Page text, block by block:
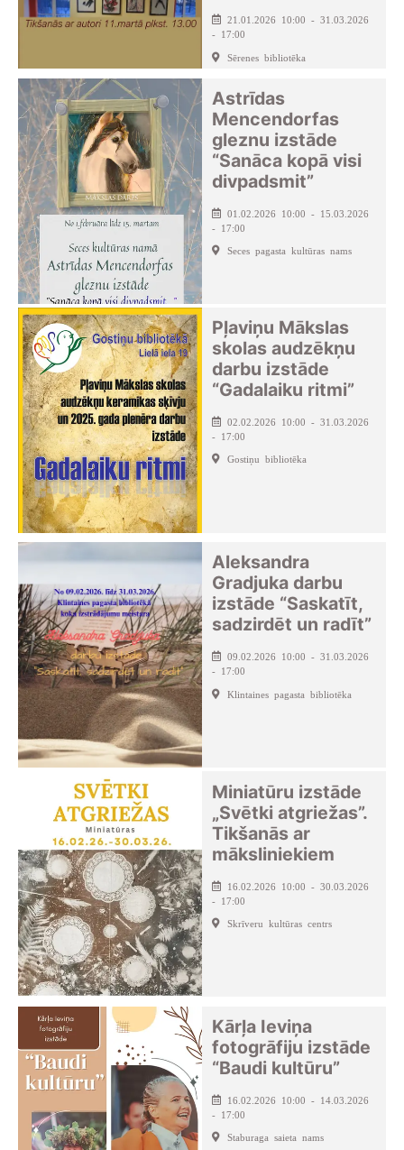
21.01.2026 10:00 - 31.03.2026
- 17:00
Sērenes bibliotēka
Astrīdas
Mencendorfas
gleznu izstāde
“Sanāca kopā visi
divpadsmit”
01.02.2026 10:00 - 15.03.2026
- 17:00
Seces pagasta kultūras nams
Pļaviņu Mākslas
skolas audzēkņu
darbu izstāde
“Gadalaiku ritmi”
02.02.2026 10:00 - 31.03.2026
- 17:00
Gostiņu bibliotēka
Aleksandra
Gradjuka darbu
izstāde “Saskatīt,
sadzirdēt un radīt”
09.02.2026 10:00 - 31.03.2026
- 17:00
Klintaines pagasta bibliotēka
Miniatūru izstāde
„Svētki atgriežas”.
Tikšanās ar
māksliniekiem
16.02.2026 10:00 - 30.03.2026
- 17:00
Skrīveru kultūras centrs
Kārļa Ieviņa
fotogrāfiju izstāde
“Baudi kultūru”
16.02.2026 10:00 - 14.03.2026
- 17:00
Staburaga saieta nams